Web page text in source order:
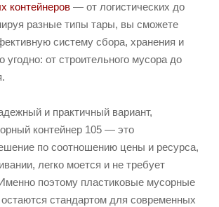
контейнеров — от логистических до
разные типы тары, вы сможете
систему сбора, хранения и
угодно: от строительного мусора до
и практичный вариант,
контейнер 105 — это
по соотношению цены и ресурса,
легко моется и не требует
поэтому пластиковые мусорные
стандартом для современных